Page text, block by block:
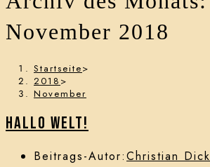
November 2018
Startseite>
2018 >
November
Hallo Welt!
Beitrags-Autor:Christian Dick